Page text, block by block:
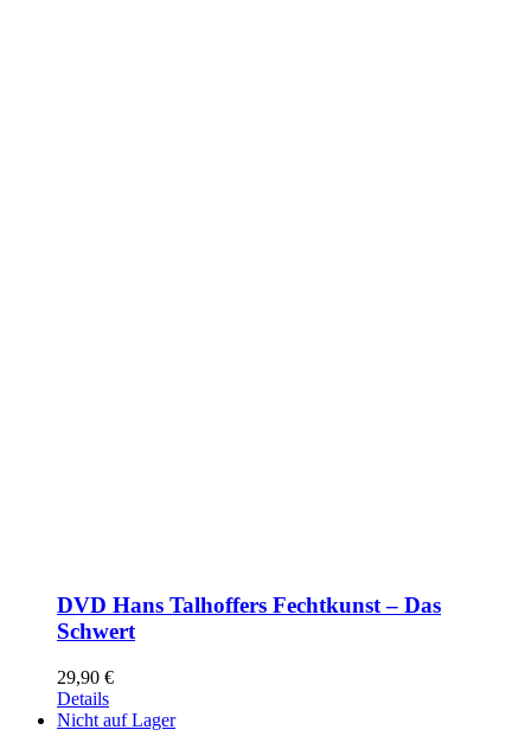
DVD Hans Talhoffers Fechtkunst – Das
Schwert
29,90 €
Details
Nicht auf Lager